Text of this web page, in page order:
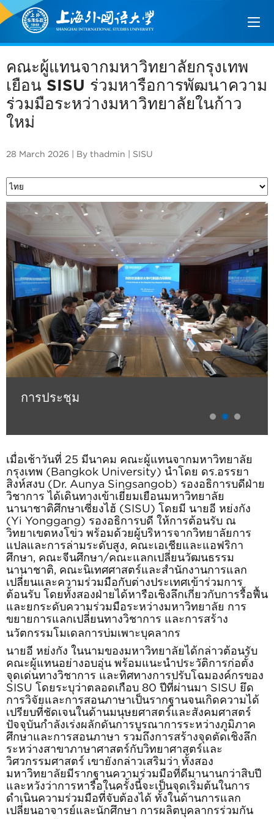
คณะผู้แทนจากมหาวิทยาลัยกรุงเทพ
เยือน SISU ร่วมหารือการพัฒนาความ
ร่วมมือระหว่างมหาวิทยาลัยในก้าว
ใหม่
28 March 2026 | By thadmin | SISU
การประชุม
เมื่อเช้าวันที่ 25 มีนาคม คณะผู้แทนจากมหาวิทยาลัย
กรุงเทพ (Bangkok University) นำโดย ดร.อรรยา
สิงห์สงบ (Dr. Aunya Singsangob) รองอธิการบดีฝ่าย
วิชาการ ได้เดินทางเข้าเยี่ยมเยือนมหาวิทยาลัย
นานาชาติศึกษาเซี่ยงไฮ้ (SISU) โดยมี นายอี หย่งกัง
(Yi Yonggang) รองอธิการบดี ให้การต้อนรับ ณ
วิทยาเขตหงโข่ว พร้อมด้วยผู้บริหารจากวิทยาลัยการ
แปลและการล่ามระดับสูง, คณะเอเชียและแอฟริกา
ศึกษา, คณะจีนศึกษา/คณะแลกเปลี่ยนวัฒนธรรม
นานาชาติ, คณะนิเทศศาสตร์และสำนักงานการแลก
เปลี่ยนและความร่วมมือกับต่างประเทศเข้าร่วมการ
ต้อนรับ โดยทั้งสองฝ่ายได้หารือเชิงลึกเกี่ยวกับการรื้อฟื้น
และยกระดับความร่วมมือระหว่างมหาวิทยาลัย การ
ขยายการแลกเปลี่ยนทางวิชาการ และการสร้าง
นวัตกรรมโมเดลการบ่มเพาะบุคลากร
นายอี หย่งกัง ในนามของมหาวิทยาลัยได้กล่าวต้อนรับ
คณะผู้แทนอย่างอบอุ่น พร้อมแนะนำประวัติการก่อตั้ง
จุดเด่นทางวิชาการ และทิศทางการปรับโฉมองค์กรของ
SISU โดยระบุว่าตลอดเกือบ 80 ปีที่ผ่านมา SISU ยึด
การวิจัยและการสอนภาษาเป็นรากฐานจนเกิดความได้
เปรียบที่ชัดเจนในด้านมนุษยศาสตร์และสังคมศาสตร์
ปัจจุบันกำลังเร่งผลักดันการบูรณาการระหว่างภูมิภาค
ศึกษาและการสอนภาษา รวมถึงการสร้างจุดตัดเชิงลึก
ระหว่างสาขาภาษาศาสตร์กับวิทยาศาสตร์และ
วิศวกรรมศาสตร์ เขายังกล่าวเสริมว่า ทั้งสอง
มหาวิทยาลัยมีรากฐานความร่วมมือที่ดีมานานกว่าสิบปี
และหวังว่าการหารือในครั้งนี้จะเป็นจุดเริ่มต้นในการ
ดำเนินความร่วมมือที่จับต้องได้ ทั้งในด้านการแลก
เปลี่ยนอาจารย์และนักศึกษา การผลิตบุคลากรร่วมกัน